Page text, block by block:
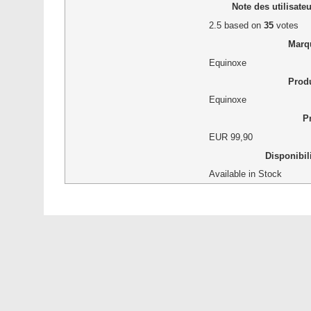
Note des
2.5based on 35votes
Equinoxe
Equinoxe
EUR99,90
Available in Stock